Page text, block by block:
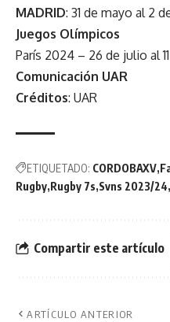
MADRID: 31 de mayo al 2
Juegos Olímpicos
París 2024 – 26 de julio al
Comunicación UAR
Créditos: UAR
ETIQUETADO: CORDOBAXV
Rugby Rugby 7s Svns 2023/24
Compartir este artículo
ARTÍCULO ANTERIOR